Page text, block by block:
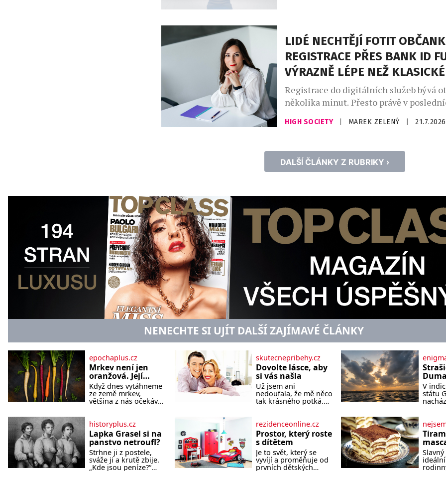
spolupracuje. Nejnovější přírůstky
fluidního […]
LIDÉ NECHTĚJÍ FOTIT
REGISTRACE PŘES BANK ID
VÝRAZNĚ LÉPE NEŽ KLASICKÉ
Registrace do digitálních služeb bývá
několika minut. Přesto právě v
občanský průkaz, pořizovat selfie nebo
vytvářet zbytečné překážky, kvůli
zákazníci proces registrace nedokončí.
HIGH SOCIETY MAREK ZELENÝ 21.7.2026
DALŠÍ ČLÁNKY Z RUBRIKY ›
NENECHTE SI UJÍT DALŠÍ ZAJÍMAVÉ ČLÁNKY
epochaplus.cz
Mrkev není jen
oranžová. Její
neuvěřitelný
příběh začíná
fialovou barvou
Když dnes vytáhneme
ze země mrkev,
většina z nás očekává
historie je mrkev
všechno možné, jen
ne oranžová. Je
fialová, žlutá, bílá,
někdy dokonce téměř
černá. Až díky stovkám
let pečlivého šlechtění
skutecnepribehy.cz
Dovolte lásce, aby
si vás našla
Už jsem ani
nedoufala, že mě něco
tak krásného potká.
pohled. Poprvé jsem
se vdávala, když mi
bylo dvacet. Oba jsme
byli mladí a byl to tak
říkajíc sňatek z
rozumu. Rodiče nás
dali dohromady, Toník
písek
ze
zlo?
V
státu
tomu
písek
má
historyplus.cz
Lapka Grasel si na
panstvo netroufl?
Strhne ji z postele,
sváže ji a krutě zbije.
„Kde jsou peníze?“
rezidenceonline.cz
Prostor, který roste
s dítětem
Je to svět, který se
vyvíjí a proměňuje od
prvních dětských
Slavný
ideální